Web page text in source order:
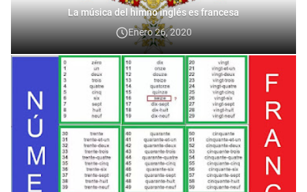
La música del himno inglés es francesa
Enero 26, 2020